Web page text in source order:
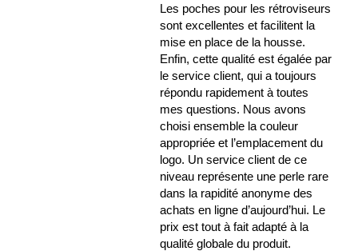
Les poches pour les rétroviseurs
sont excellentes et facilitent la
mise en place de la housse.
Enfin, cette qualité est égalée par
le service client, qui a toujours
répondu rapidement à toutes
mes questions. Nous avons
choisi ensemble la couleur
appropriée et l’emplacement du
logo. Un service client de ce
niveau représente une perle rare
dans la rapidité anonyme des
achats en ligne d’aujourd’hui. Le
prix est tout à fait adapté à la
qualité globale du produit.